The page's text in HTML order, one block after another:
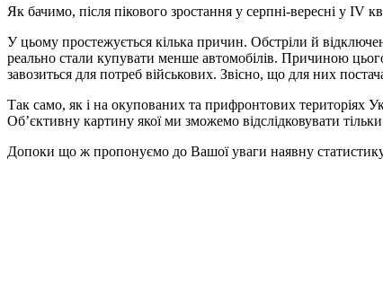
Як бачимо, після пікового зростання у серпні-вересні у IV
У цьому простежується кілька причин. Обстріли й
реально стали купувати менше автомобілів. Причиною
завозиться для потреб військових. Звісно, що для них
Так само, як і на окупованих та прифронтових територіях
Об’єктивну картину якої ми зможемо відслідковувати
Допоки що ж пропонуємо до Вашої уваги наявну